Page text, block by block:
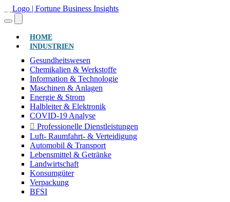
HOME(AKTUELL)
INDUSTRIEN
Gesundheitswesen
Chemikalien & Werkstoffe
Information & Technologie
Maschinen & Anlagen
Energie & Strom
Halbleiter & Elektronik
COVID-19 Analyse
Professionelle Dienstleistungen
Luft- Raumfahrt- & Verteidigung
Automobil & Transport
Lebensmittel & Getränke
Landwirtschaft
Konsumgüter
Verpackung
BFSI